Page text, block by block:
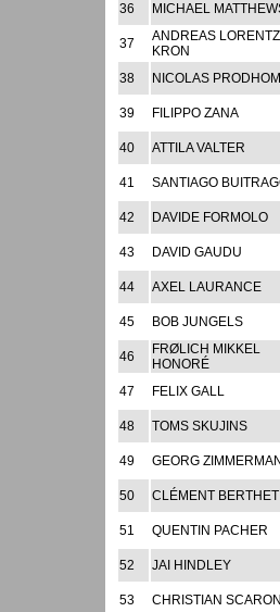
36 MICHAEL
37
ANDREAS LORENTZ
KRON
38
NICOLAS
39 FILIPPO ZANA
40 ATTILA VALTER
41 SANTIAGO
42 DAVIDE FORMOLO
43 DAVID GAUDU
44 AXEL LAURANCE
45 BOB JUNGELS
46
FRØLICH MIKKEL
HONORÉ
47
FELIX GALL
48 TOMS SKUJINS
49 GEORG
50 CLÉMENT BERTHET
51 QUENTIN PACHER
52 JAI HINDLEY
53 CHRISTIAN